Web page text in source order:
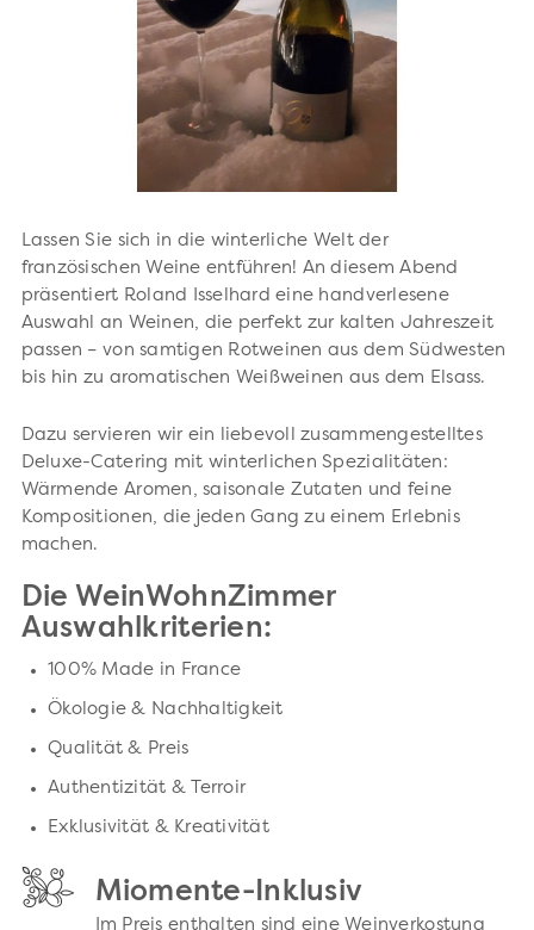
Lassen Sie sich in die winterliche Welt der
französischen Weine entführen! An diesem Abend
präsentiert Roland Isselhard eine handverlesene
Auswahl an Weinen, die perfekt zur kalten Jahreszeit
passen – von samtigen Rotweinen aus dem Südwesten
bis hin zu aromatischen Weißweinen aus dem Elsass.
Dazu servieren wir ein liebevoll zusammengestelltes
Deluxe-Catering mit winterlichen Spezialitäten:
Wärmende Aromen, saisonale Zutaten und feine
Kompositionen, die jeden Gang zu einem Erlebnis
machen.
Die WeinWohnZimmer
Auswahlkriterien:
100% Made in France
Ökologie & Nachhaltigkeit
Qualität & Preis
Authentizität & Terroir
Exklusivität & Kreativität
Miomente-Inklusiv
Im Preis enthalten sind eine Weinverkostung